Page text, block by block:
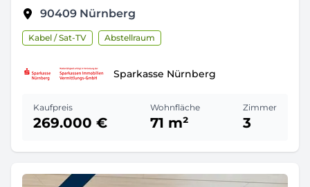
90409 Nürnberg
Kabel / Sat-TV Abstellraum
Sparkasse Nürnberg
Kaufpreis
269.000 €
Wohnfläche
71 m²
Zimmer
3